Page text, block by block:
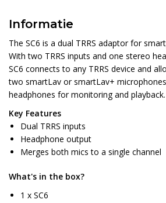
Informatie
The SC6 is a dual TRRS adaptor for
With two TRRS inputs and one stereo
SC6 connects to any TRRS device and
two smartLav or smartLav+
headphones for monitoring and playback.
Key Features
Dual TRRS inputs
Headphone output
Merges both mics to a single channel
What's in the box?
1 x SC6